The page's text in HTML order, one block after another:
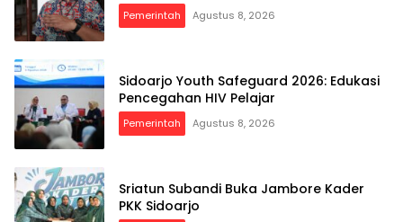
Pemerintah Agustus 8, 2026
Sidoarjo Youth Safeguard 2026: Edukasi
Pencegahan HIV Pelajar
Pemerintah Agustus 8, 2026
Sriatun Subandi Buka Jambore Kader
PKK Sidoarjo